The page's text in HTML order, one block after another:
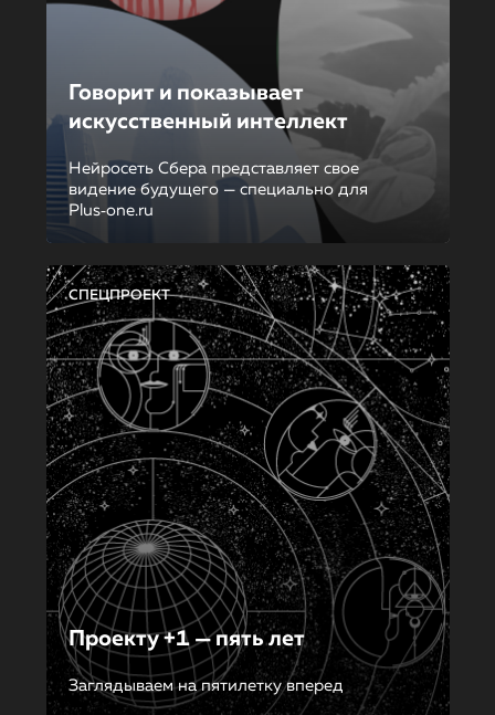
Говорит и показывает
искусственный интеллект
Нейросеть Сбера представляет свое
видение будущего — специально для
Plus‑one.ru
СПЕЦПРОЕКТ
Проекту +1 — пять лет
Заглядываем на пятилетку вперед